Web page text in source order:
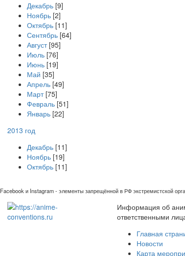
Декабрь [9]
Ноябрь [2]
Октябрь [11]
Сентябрь [64]
Август[95]
Июль [76]
Июнь [19]
Май [35]
Апрель [49]
Март[75]
Февраль [51]
Январь [22]
2013 год
Декабрь [11]
Ноябрь [19]
Октябрь [11]
Facebook и Instagram - элементы запрещённой в РФ экстремистской
Информация об
ответственными
Главная
Новости
Карта